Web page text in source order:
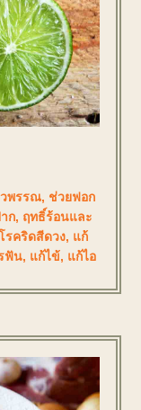
พรรณ, ช่วยฟอก
ก, ฤทธิ์ร้อนและ
รคริดสีดวง, แก้
ฟัน, แก้ไข้, แก้ไอ